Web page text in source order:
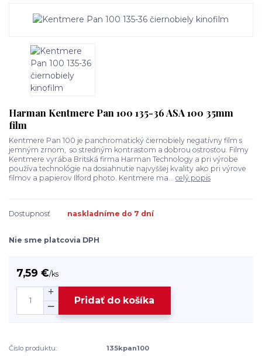
Harman Kentmere Pan 100 135-36 ASA 100 35mm
film
Kentmere Pan 100 je panchromatický čiernobiely negatívny film s
jemným zrnom, so stredným kontrastom a dobrou ostrosťou. Filmy
Kentmere vyrába Britská firma Harman Technology a pri výrobe
používa technológie na dosiahnutie najvyššej kvality ako pri výrove
filmov a papierov Ilford photo. Kentmere ma... celý popis
Dostupnosť naskladníme do 7 dní
Nie sme platcovia DPH
7,59 €/ks
Pridať do košíka
Číslo produktu: 135kpan100